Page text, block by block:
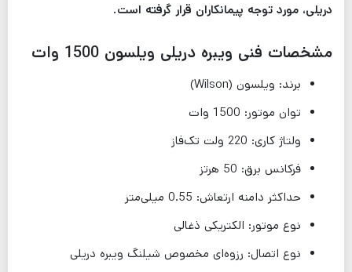
دریلی، مورد توجه پیمانکاران قرار گرفته است.
مشخصات فنی ویبره دریلی ویلسون 1500 وات
برند: ویلسون (Wilson)
توان موتور: 1500 وات
ولتاژ کاری: 220 ولت تک‌فاز
فرکانس برق: 50 هرتز
حداکثر دامنه ارتعاش: 0.55 میلی‌متر
نوع موتور: الکتریکی ذغالی
نوع اتصال: رزوه‌ای مخصوص شیلنگ ویبره دریلی